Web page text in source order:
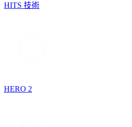
HITS 技術
HERO 2